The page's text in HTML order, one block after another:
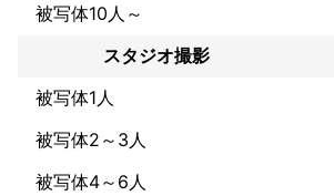
●企業向け撮影（オフィス、医院、店舗、工
・採用、宣伝／広告、インタビュー、取材など
●カップルフォト
・前撮り、エンゲージメントフォト、結婚パ
●スポーツ
・野球、サッカー、バスケ、空手、マラソン
●イベント
・表彰式、コンサート、演奏会、ダンス発表
被写体10人～
スタジオ撮影
被写体1人
被写体2～3人
被写体4～6人